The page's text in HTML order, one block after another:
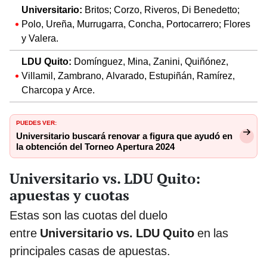
Universitario: Britos; Corzo, Riveros, Di Benedetto;
Polo, Ureña, Murrugarra, Concha, Portocarrero; Flores
y Valera.
LDU Quito: Domínguez, Mina, Zanini, Quiñónez,
Villamil, Zambrano, Alvarado, Estupiñán, Ramírez,
Charcopa y Arce.
PUEDES VER:
Universitario buscará renovar a figura que ayudó en
la obtención del Torneo Apertura 2024
Universitario vs. LDU Quito:
apuestas y cuotas
Estas son las cuotas del duelo
entre Universitario vs. LDU Quito en las
principales casas de apuestas.